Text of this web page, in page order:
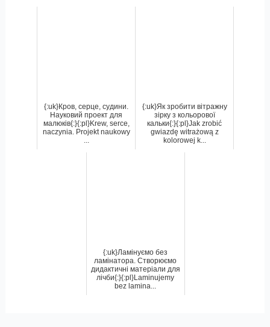
{:uk}Кров, серце, судини.
Науковий проект для
малюків{:}{:pl}Krew, serce,
naczynia. Projekt naukowy
...
{:uk}Як зробити вітражну
зірку з кольорової
кальки{:}{:pl}Jak zrobić
gwiazdę witrażową z
kolorowej k...
{:uk}Ламінуємо без
ламінатора. Створюємо
дидактичні матеріали для
лічби{:}{:pl}Laminujemy
bez lamina...